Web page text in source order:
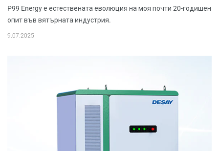
P99 Energy е естествената еволюция на моя почти 20-годишен
опит във вятърната индустрия.
9.07.2025